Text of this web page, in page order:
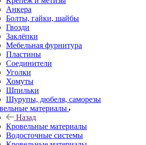
Анкера
Болты, гайки, шайбы
Гвозди
Заклёпки
Мебельная фурнитура
Пластины
Соединители
Уголки
Хомуты
Шпильки
Шурупы, дюбеля, саморезы
материалы
Назад
Кровельные материалы
Водосточные системы